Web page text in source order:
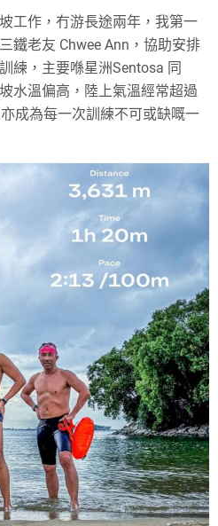
工作，冇游長途兩年，我第一
鐵老友 Chwee Ann，協助安排
練，主要喺星洲Sentosa 同
水溫偏高，陸上氣溫經常超過
成為每一次訓練不可或缺嘅一